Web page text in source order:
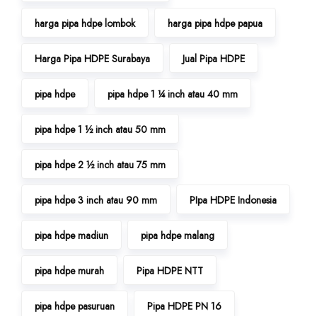
harga pipa hdpe lombok harga pipa hdpe papua
Harga Pipa HDPE Surabaya Jual Pipa HDPE
pipa hdpe pipa hdpe 1 ¼ inch atau 40 mm
pipa hdpe 1 ½ inch atau 50 mm
pipa hdpe 2 ½ inch atau 75 mm
pipa hdpe 3 inch atau 90 mm PIpa HDPE Indonesia
pipa hdpe madiun pipa hdpe malang
pipa hdpe murah Pipa HDPE NTT
pipa hdpe pasuruan Pipa HDPE PN 16